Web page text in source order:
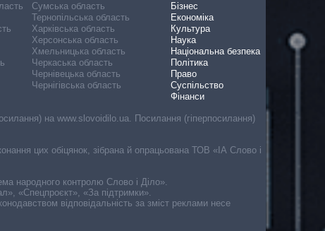
Сумська область
Тернопільська область
Харківська область
Херсонська область
Хмельницька область
Черкаська область
Чернівецька область
Чернігівська область
Бізнес
Економіка
Культура
Наука
Національна безпека
Політика
Право
Суспільство
Фінанси
на www.slovoidilo.ua. Посилання (гіперпосилання)
цих обіцянок, зібрана й опрацьована ТОВ «ІА Слово і
народного контролю Слово і Діло».
«Спецпроєкт», «За підтримки».
відповідальність за зміст реклами несе